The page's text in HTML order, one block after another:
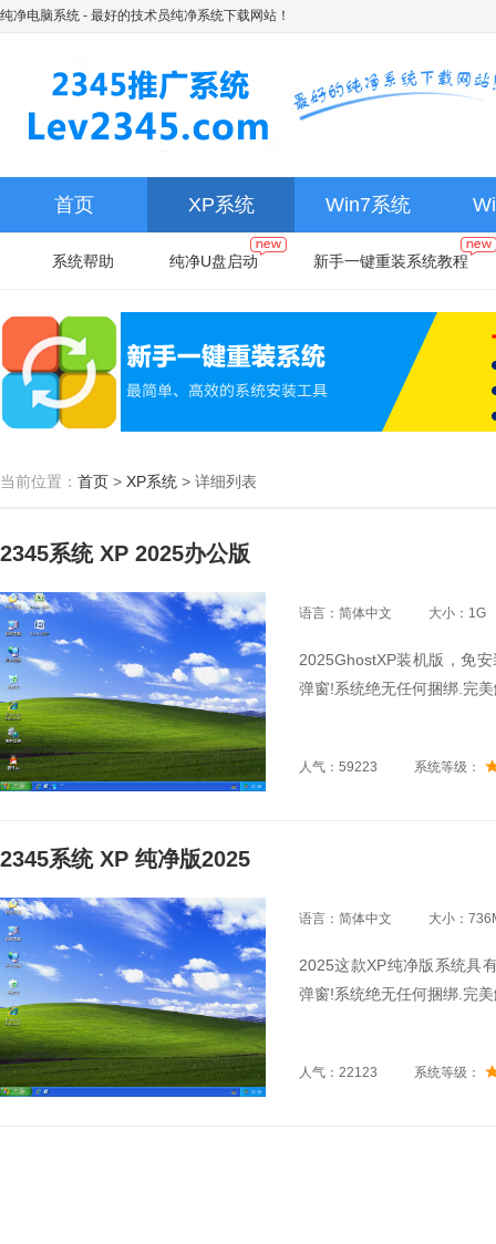
纯净电脑系统 - 最好的技术员纯净系统下载网站！
首页 XP系统 Win7系统
系统帮助 纯净U盘启动 新手一键重装系统教程
当前位置： 首页 > XP系统 > 详细列表
2345系统 XP 2025办公版
语言：简体中文 大小：1G
2025GhostXP装机版，免
弹窗!系统绝无任何捆绑.完
人气：59223 系统等级：
2345系统 XP 纯净版2025
语言：简体中文 大小：
2025这款XP纯净版系统具
弹窗!系统绝无任何捆绑.完
人气：22123 系统等级：